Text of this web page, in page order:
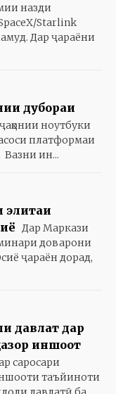
назди
Starlink
Дар ҷараёни
дубораи
ноутбуки
платформаи
Вазни ин...
элитаи
Дар Маркази
доварони
ҷараён дорад,
давлат дар
иншоот
саросари
таъйиноти